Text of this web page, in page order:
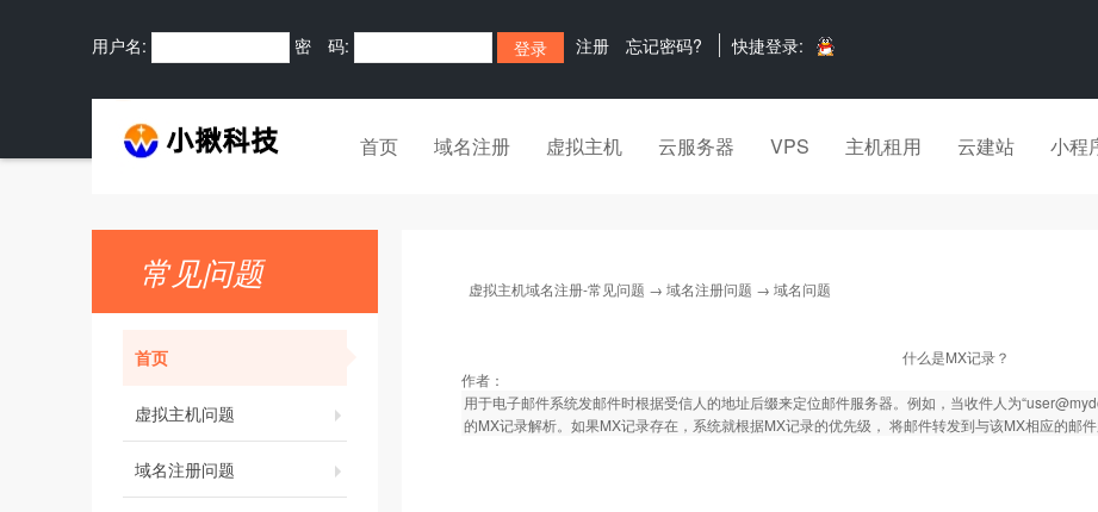
用户名: 密 码: 注册 忘记密码? 快捷登录:
首页 域名注册 虚拟主机 云服务器 VPS 主机租用 云建站 小程
常见问题
首页
虚拟主机问题
域名注册问题
虚拟主机域名注册-常见问题 → 域名注册问题 → 域名问题
什么是MX记录？
作者：
用于电子邮件系统发邮件时根据受信人的地址后缀来定位邮件服务器。例如，当收件人为
的MX记录解析。如果MX记录存在，系统就根据MX记录的优先级， 将邮件转发到与该MX相应的邮件